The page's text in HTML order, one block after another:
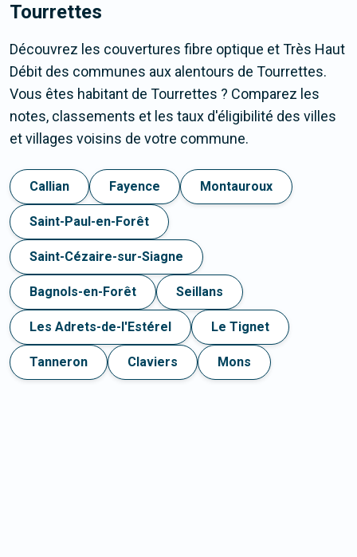
Tourrettes
Découvrez les couvertures fibre optique et Très Haut
Débit des communes aux alentours de Tourrettes.
Vous êtes habitant de Tourrettes ? Comparez les
notes, classements et les taux d'éligibilité des villes
et villages voisins de votre commune.
Callian Fayence Montauroux
Saint-Paul-en-Forêt
Saint-Cézaire-sur-Siagne
Bagnols-en-Forêt Seillans
Les Adrets-de-l'Estérel Le Tignet
Tanneron Claviers Mons